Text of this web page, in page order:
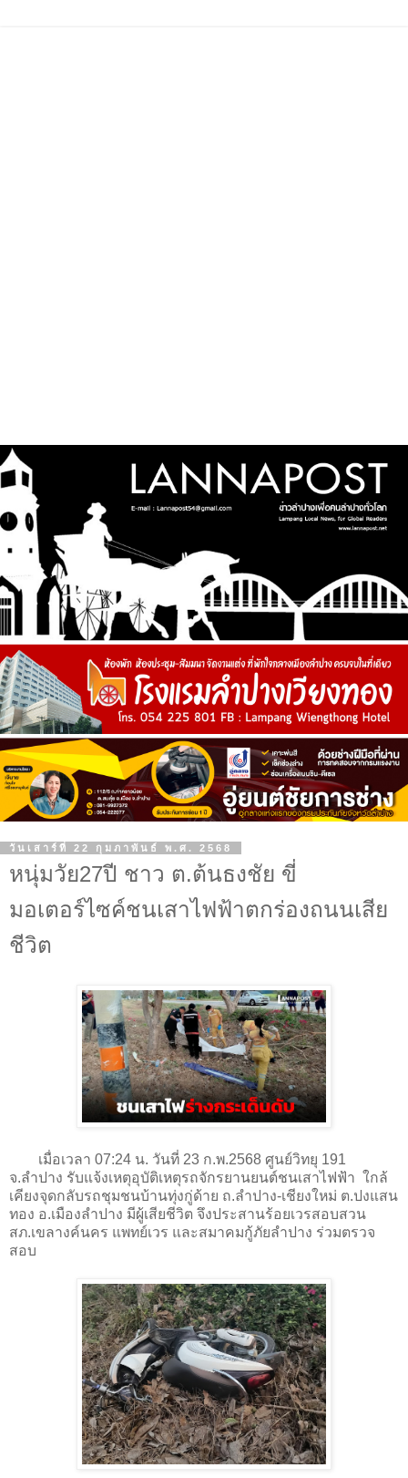
วันเสาร์ที่ 22 กุมภาพันธ์ พ.ศ. 2568
หนุ่มวัย27ปี ชาว ต.ต้นธงชัย ขี่
มอเตอร์ไซค์ชนเสาไฟฟ้าตกร่องถนนเสีย
ชีวิต
เมื่อเวลา 07:24 น. วันที่ 23 ก.พ.2568 ศูนย์วิทยุ 191
จ.ลำปาง รับแจ้งเหตุอุบัติเหตุรถจักรยานยนต์ชนเสาไฟฟ้า ใกล้
เคียงจุดกลับรถชุมชนบ้านทุ่งกู่ด้าย ถ.ลำปาง-เชียงใหม่ ต.ปงแสน
ทอง อ.เมืองลำปาง มีผู้เสียชีวิต จึงประสานร้อยเวรสอบสวน
สภ.เขลางค์นคร แพทย์เวร และสมาคมกู้ภัยลำปาง ร่วมตรวจ
สอบ